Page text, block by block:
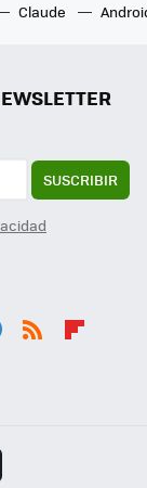
Claude
SUSCRIBIR